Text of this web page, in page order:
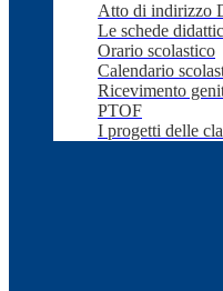
Atto di indirizzo
Le schede
Orario scolastico
Calendario
Ricevimento
PTOF
I progetti delle